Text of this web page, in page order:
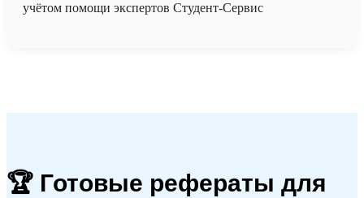
учётом помощи экспертов Студент-Сервис
🏆 Готовые рефераты для